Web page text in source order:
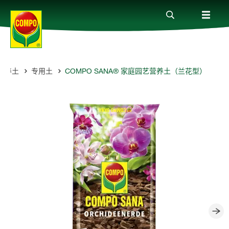
全部产品
养土 专用土 COMPO SANA® 家庭园艺营养土（兰花型）